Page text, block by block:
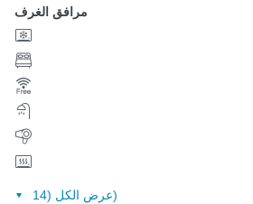
مرافق الغرف
عرض الكل (14)